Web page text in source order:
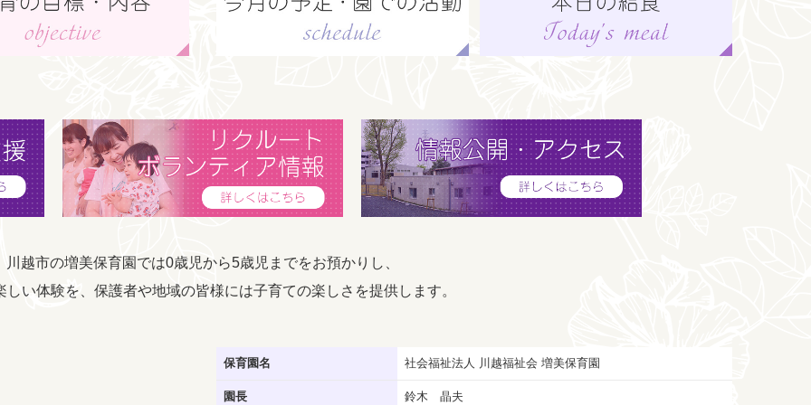
川越市の増美保育園では0歳児から5歳児までをお預かりし、
しい体験を、保護者や地域の皆様には子育ての楽しさを提供します。
保育園名 社会福祉法人 川越福祉会 増美保育園
園長 鈴木 晶夫